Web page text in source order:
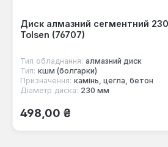
Диск алмазний сегментний
Tolsen (76707)
Тип обладнання: алмазний диск
Тип: кшм (болгарки)
Призначення: камінь, цегла, бетон
Діаметр диска: 230 мм
Звичайна ціна:
498,00 ₴